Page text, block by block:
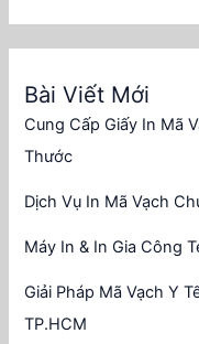
Bài Viết Mới
Cung Cấp Giấy In Mã
Thước
Dịch Vụ In Mã Vạch
Máy In & In Gia Công
Giải Pháp Mã Vạch Y
TP.HCM